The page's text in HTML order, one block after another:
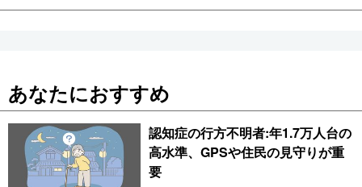
あなたにおすすめ
認知症の行方不明者:年1.7万人台の
高水準、GPSや住民の見守りが重
要